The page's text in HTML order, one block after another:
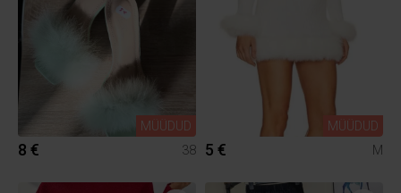
MÜÜDUD
8 € 38
MÜÜDUD
5 € M